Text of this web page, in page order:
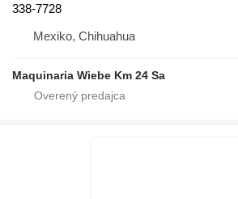
338-7728
Mexiko, Chihuahua
Maquinaria Wiebe Km 24 Sa